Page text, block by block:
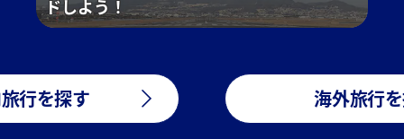
ドしよう！
行を探す 海外旅行